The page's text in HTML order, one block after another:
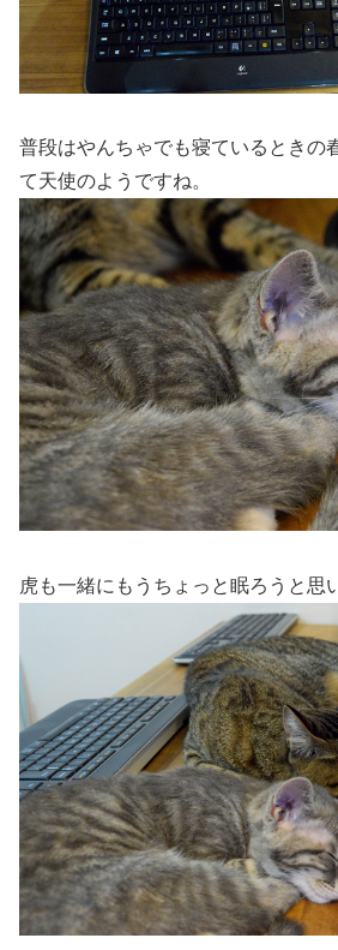
普段はやんちゃでも寝ているときの
て天使のようですね。
虎も一緒にもうちょっと眠ろうと思